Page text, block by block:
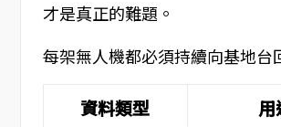
才是真正的難題。
每架無人機都必須持續向基地台
資料類型
用